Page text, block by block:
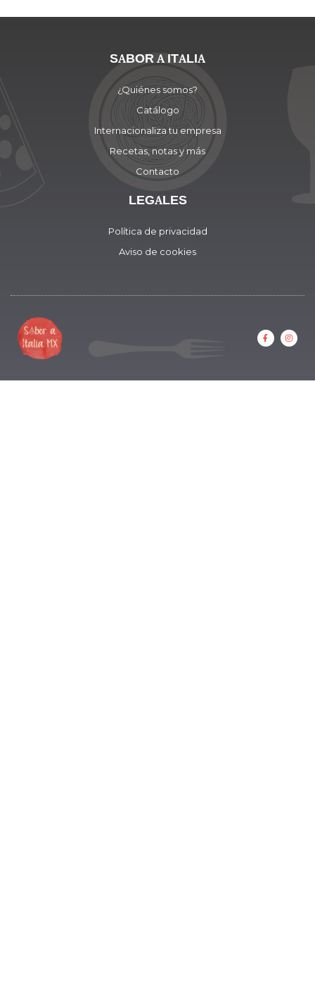
SABOR A ITALIA
¿Quiénes somos?
Catálogo
Internacionaliza tu empresa
Recetas, notas y más
Contacto
LEGALES
Política de privacidad
Aviso de cookies
F
a
c
o
I
n
s
r